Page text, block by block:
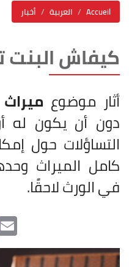
أخبار العربية Accueil
كيفاش البنت
أثار موضوع ميراث
دون أن يكون له
التساؤلات حول
كامل الميراث
في الورث لاحقًا.